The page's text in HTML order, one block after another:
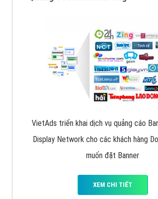
VietAds triển khai dịch vụ quảng cáo
Display Network cho các khách hàng
muốn đặt Banner
XEM CHI TIẾT